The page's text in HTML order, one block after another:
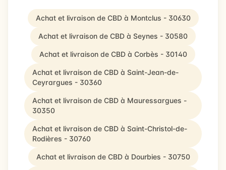
Achat et livraison de CBD à Montclus - 30630
Achat et livraison de CBD à Seynes - 30580
Achat et livraison de CBD à Corbès - 30140
Achat et livraison de CBD à Saint-Jean-de-
Ceyrargues - 30360
Achat et livraison de CBD à Mauressargues -
30350
Achat et livraison de CBD à Saint-Christol-de-
Rodières - 30760
Achat et livraison de CBD à Dourbies - 30750